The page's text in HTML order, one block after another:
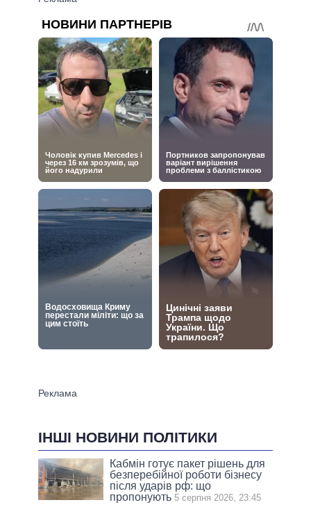
ІНШІ НОВИНИ ПОЛІТИКИ
Кабмін готує пакет рішень для
безперебійної роботи бізнесу
після ударів рф: що
пропонують 5 серпня 2026, 23:45